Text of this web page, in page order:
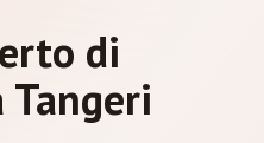
di
Tangeri